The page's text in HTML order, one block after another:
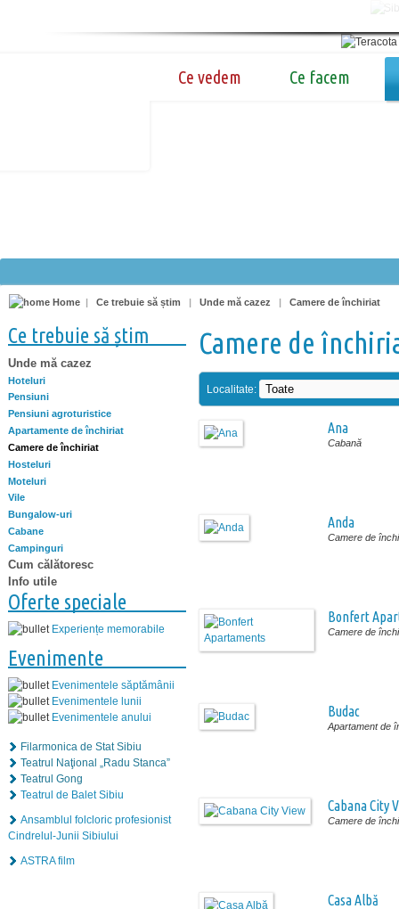
Ce vedem Ce facem
Home | Ce trebuie să știm | Unde mă cazez | Camere de închiriat
Ce trebuie să știm
Unde mă cazez
Hoteluri
Pensiuni
Pensiuni agroturistice
Apartamente de închiriat
Camere de închiriat
Hosteluri
Moteluri
Vile
Bungalow-uri
Cabane
Campinguri
Cum călătoresc
Info utile
Oferte speciale
Experiențe memorabile
Evenimente
Evenimentele săptămânii
Evenimentele lunii
Evenimentele anului
Filarmonica de Stat Sibiu
Teatrul Naţional „Radu Stanca”
Teatrul Gong
Teatrul de Balet Sibiu
Ansamblul folcloric profesionist
Cindrelul-Junii Sibiului
ASTRA film
Camere de
Localitate:
Ana
Cabană
Anda
Camere de
Bonfert
Camere de
Budac
Apartament de
Cabana City
Camere de
Casa Albă